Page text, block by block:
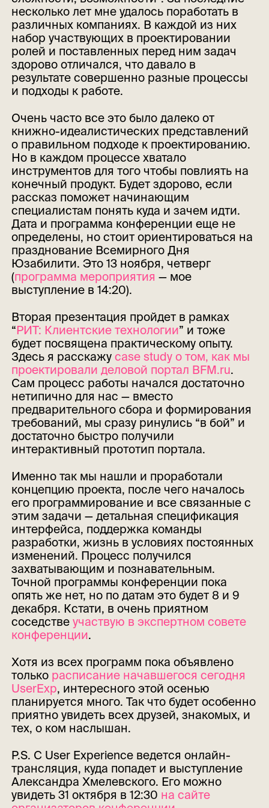
несколько лет мне удалось поработать в
различных компаниях. В каждой из них
набор участвующих в проектировании
ролей и поставленных перед ним задач
здорово отличался, что давало в
результате совершенно разные процессы
и подходы к работе.
Очень часто все это было далеко от
книжно-идеалистических представлений
о правильном подходе к проектированию.
Но в каждом процессе хватало
инструментов для того чтобы повлиять на
конечный продукт. Будет здорово, если
рассказ поможет начинающим
специалистам понять куда и зачем идти.
Дата и программа конференции еще не
определены, но стоит ориентироваться на
празднование Всемирного Дня
Юзабилити. Это 13 ноября, четверг
(программа мероприятия — мое
выступление в 14:20).
Вторая презентация пройдет в рамках
“РИТ: Клиентские технологии” и тоже
будет посвящена практическому опыту.
Здесь я расскажуcase study о том, как мы
проектировали деловой портал BFM.ru.
Сам процесс работы начался достаточно
нетипично для нас — вместо
предварительного сбора и формирования
требований, мы сразу ринулись “в бой” и
достаточно быстро получили
интерактивный прототип портала.
Именно так мы нашли и проработали
концепцию проекта, после чего началось
его программирование и все связанные с
этим задачи — детальная спецификация
интерфейса, поддержка команды
разработки, жизнь в условиях постоянных
изменений. Процесс получился
захватывающим и познавательным.
Точной программы конференции пока
опять же нет, но по датам это будет 8 и 9
декабря. Кстати, в очень приятном
соседствеучаствую в экспертном совете
конференции.
Хотя из всех программ пока объявлено
только расписание начавшегося сегодня
UserExp, интересного этой осенью
планируется много. Так что будет особенно
приятно увидеть всех друзей, знакомых, и
тех, о ком наслышан.
P.S. С User Experience ведется онлайн-
трансляция, куда попадет и выступление
Александра Хмелевского. Его можно
увидеть 31 октября в 12:30 на сайте